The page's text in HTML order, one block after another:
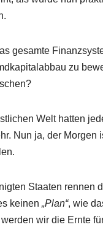
gesamte
zu
Welt hatten
Nun ja, der
Staaten
keinen „Plan“, wie
wir die Ernte